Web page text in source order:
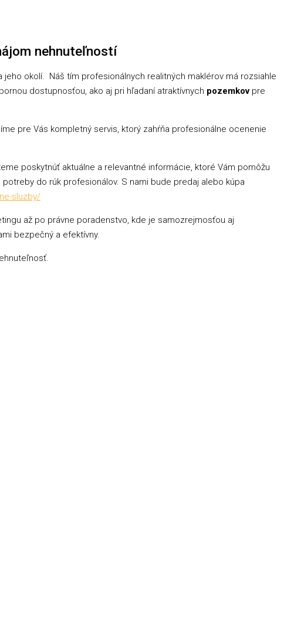
nehnuteľností​
okolí. Náš tím profesionálnych realitných maklérov má rozsiahle
dostupnosťou, ako aj pri hľadaní atraktívnych pozemkovpre
pre Vás kompletný servis, ktorý zahŕňa profesionálne ocenenie
poskytnúť aktuálne a relevantné informácie, ktoré Vám pomôžu
do rúk profesionálov. S nami bude predaj alebo kúpa
sluzby/
až po právne poradenstvo, kde je samozrejmosťou aj
bezpečný a efektívny.